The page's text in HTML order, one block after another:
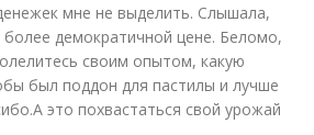
мне не выделить. Слышала,
более демократичной цене. Беломо,
своим опытом, какую
был поддон для пастилы и лучше
это похвастаться свой урожай